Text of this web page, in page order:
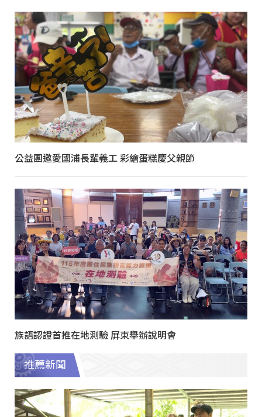
公益團邀愛國浦長輩義工 彩繪蛋糕慶父親節
族語認證首推在地測驗 屏東舉辦說明會
推薦新聞